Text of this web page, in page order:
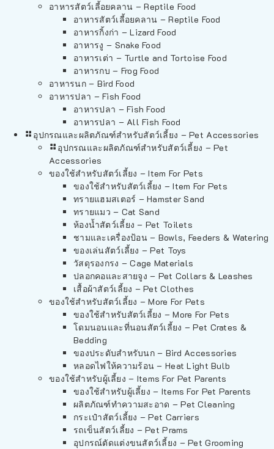
อาหารสัตว์เลี้อยคลาน – Reptile Food
อาหารสัตว์เลี้อยคลาน – Reptile Food
อาหารกิ้งก่า – Lizard Food
อาหารงู – Snake Food
อาหารเต่า – Turtle and Tortoise Food
อาหารกบ – Frog Food
อาหารนก – Bird Food
อาหารปลา – Fish Food
อาหารปลา – Fish Food
อาหารปลา – All Fish Food
อุปกรณและผลิตภัณฑ์สำหรับสัตว์เลี้ยง – Pet Accessories
อุปกรณและผลิตภัณฑ์สำหรับสัตว์เลี้ยง – Pet
Accessories
ของใช้สำหรับสัตว์เลี้ยง – Item For Pets
ของใช้สำหรับสัตว์เลี้ยง – Item For Pets
ทรายแฮมสเตอร์ – Hamster Sand
ทรายแมว – Cat Sand
ห้องน้ำสัตว์เลี้ยง – Pet Toilets
ชามและเครื่องป้อน – Bowls, Feeders & Watering
ของเล่นสัตว์เลี้ยง – Pet Toys
วัสดุรองกรง – Cage Materials
ปลอกคอและสายจูง – Pet Collars & Leashes
เสื้อผ้าสัตว์เลี้ยง – Pet Clothes
ของใช้สำหรับสัตว์เลี้ยง – More For Pets
ของใช้สำหรับสัตว์เลี้ยง – More For Pets
โดมนอนและที่นอนสัตว์เลี้ยง – Pet Crates &
Bedding
ของประดับสำหรับนก – Bird Accessories
หลอดไฟให้ความร้อน – Heat Light Bulb
ของใช้สำหรับผู้เลี้ยง – Items For Pet Parents
ของใช้สำหรับผู้เลี้ยง – Items For Pet Parents
ผลิตภัณฑ์ทำความสะอาด – Pet Cleaning
กระเป๋าสัตว์เลี้ยง – Pet Carriers
รถเข็นสัตว์เลี้ยง – Pet Prams
อุปกรณ์ตัดแต่งขนสัตว์เลี้ยง – Pet Grooming